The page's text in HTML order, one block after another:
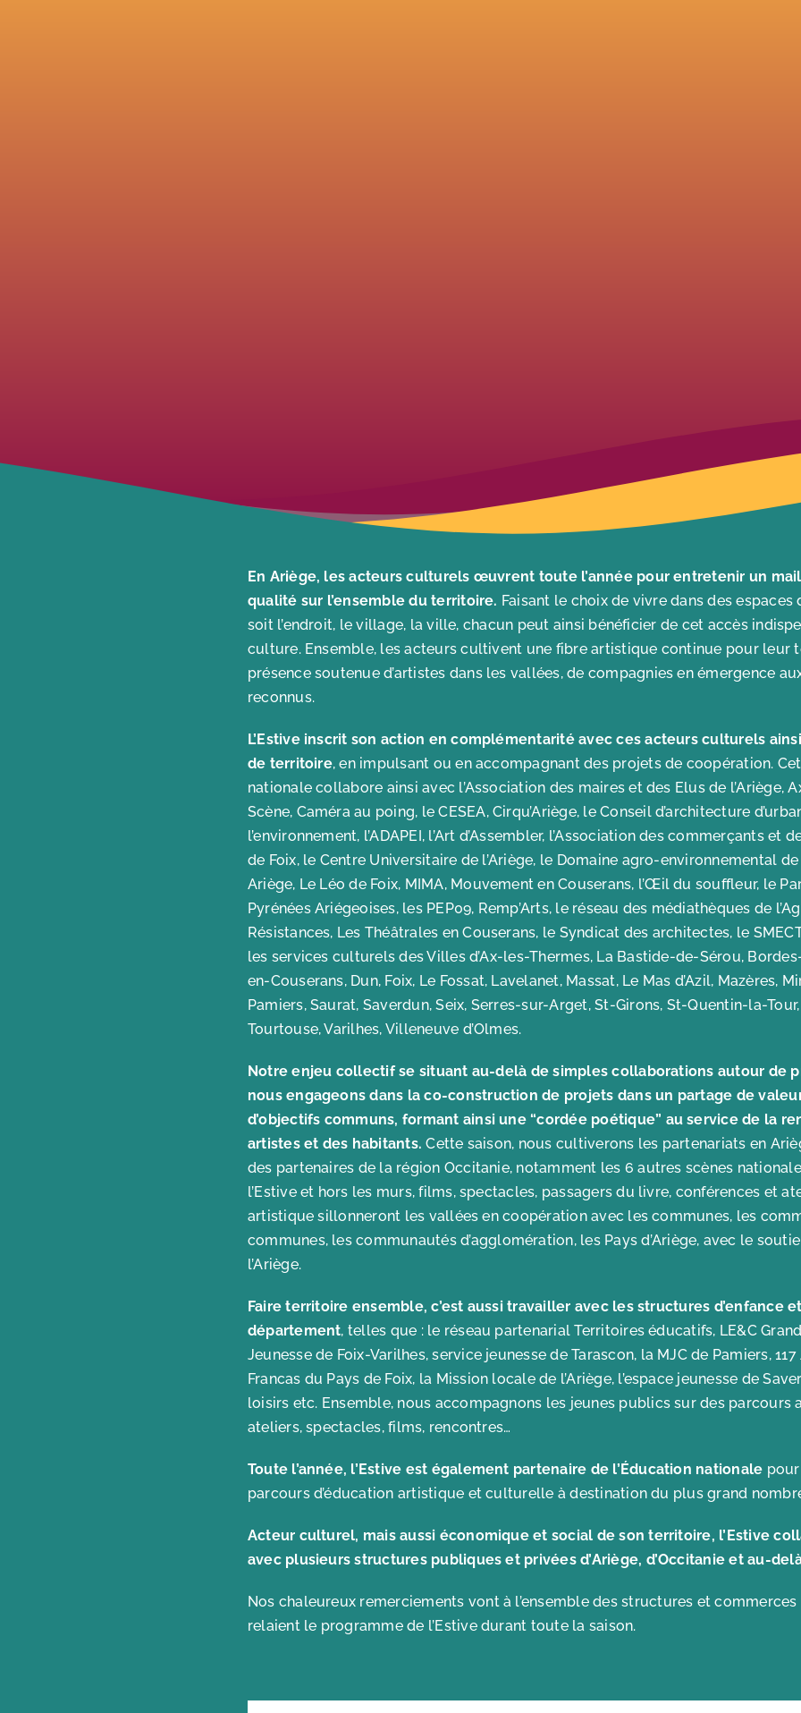
En Ariège, les acteurs culturels œuvrent toute l’année pour entretenir un
qualité sur l’ensemble du territoire. Faisant le choix de vivre dans des
soit l’endroit, le village, la ville, chacun peut ainsi bénéficier de cet accès
culture. Ensemble, les acteurs cultivent une fibre artistique continue pour leur
présence soutenue d’artistes dans les vallées, de compagnies en émergence
reconnus.
L’Estive inscrit son action en complémentarité avec ces acteurs culturels
de territoire, en impulsant ou en accompagnant des projets de coopération.
nationale collabore ainsi avec l’Association des maires et des Elus de l’Ariège,
Scène, Caméra au poing, le CESEA, Cirqu’Ariège, le Conseil d’architecture
l’environnement, l’ADAPEI, l’Art d’Assembler, l’Association des commerçants et
de Foix, le Centre Universitaire de l’Ariège, le Domaine agro-environnemental
Ariège, Le Léo de Foix, MIMA, Mouvement en Couserans, l’Œil du souffleur, le
Pyrénées Ariégeoises, les PEP09, Remp’Arts, le réseau des médiathèques de
Résistances, Les Théâtrales en Couserans, le Syndicat des architectes, le
les services culturels des Villes d’Ax-les-Thermes, La Bastide-de-Sérou,
en-Couserans, Dun, Foix, Le Fossat, Lavelanet, Massat, Le Mas d’Azil, Mazères,
Pamiers, Saurat, Saverdun, Seix, Serres-sur-Arget, St-Girons, St-Quentin-la-
Tourtouse, Varilhes, Villeneuve d’Olmes.
Notre enjeu collectif se situant au-delà de simples collaborations autour de
nous engageons dans la co-construction de projets dans un partage de
d’objectifs communs, formant ainsi une “cordée poétique” au service de la
artistes et des habitants. Cette saison, nous cultiverons les partenariats en
des partenaires de la région Occitanie, notamment les 6 autres scènes
l’Estive et hors les murs, films, spectacles, passagers du livre, conférences et
artistique sillonneront les vallées en coopération avec les communes, les
communes, les communautés d’agglomération, les Pays d’Ariège, avec le
l’Ariège.
Faire territoire ensemble, c’est aussi travailler avec les structures d’enfance
département, telles que : le réseau partenarial Territoires éducatifs, LE&C Grand
Jeunesse de Foix-Varilhes, service jeunesse de Tarascon, la MJC de Pamiers,
Francas du Pays de Foix, la Mission locale de l’Ariège, l’espace jeunesse de
loisirs etc. Ensemble, nous accompagnons les jeunes publics sur des parcours
ateliers, spectacles, films, rencontres…
Toute l’année, l’Estive est également partenaire de l’Éducation nationale
parcours d’éducation artistique et culturelle à destination du plus grand
Acteur culturel, mais aussi économique et social de son territoire, l’Estive
avec plusieurs structures publiques et privées d’Ariège, d’Occitanie et au-
Nos chaleureux remerciements vont à l’ensemble des structures et
relaient le programme de l’Estive durant toute la saison.